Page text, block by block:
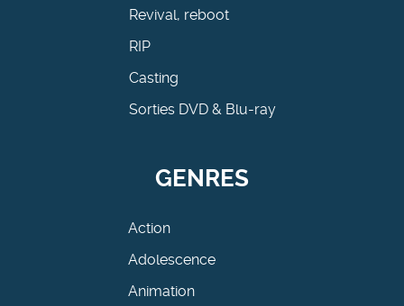
Revival, reboot
RIP
Casting
Sorties DVD & Blu-ray
GENRES
Action
Adolescence
Animation